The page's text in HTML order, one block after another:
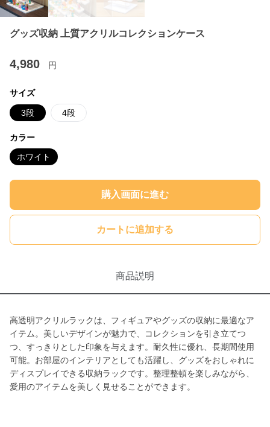
グッズ収納 上質アクリルコレクションケース
4,980 円
サイズ
3段 4段
カラー
ホワイト
購入画面に進む
カートに追加する
商品説明
高透明アクリルラックは、フィギュアやグッズの収納に最適なア
イテム。美しいデザインが魅力で、コレクションを引き立てつ
つ、すっきりとした印象を与えます。耐久性に優れ、長期間使用
可能。お部屋のインテリアとしても活躍し、グッズをおしゃれに
ディスプレイできる収納ラックです。整理整頓を楽しみながら、
愛用のアイテムを美しく見せることができます。